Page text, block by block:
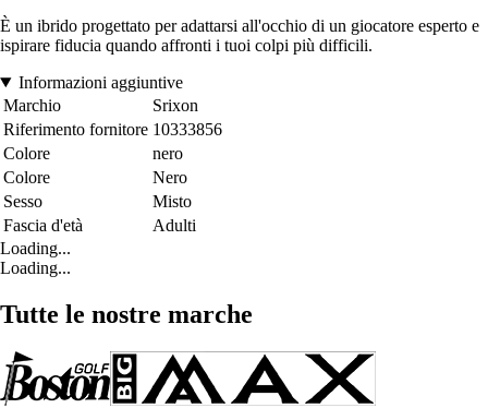
È un ibrido progettato per adattarsi all'occhio di un giocatore esperto e
ispirare fiducia quando affronti i tuoi colpi più difficili.
Informazioni aggiuntive
Marchio
Srixon
Riferimento fornitore 10333856
Colore
nero
Colore
Nero
Sesso
Misto
Fascia d'età
Adulti
Loading...
Loading...
Tutte le nostre marche